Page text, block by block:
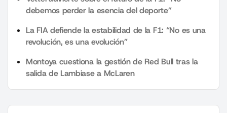
debemos perder la esencia del deporte”
La FIA defiende la estabilidad de la F1: “No es una
revolución, es una evolución”
Montoya cuestiona la gestión de Red Bull tras la
salida de Lambiase a McLaren